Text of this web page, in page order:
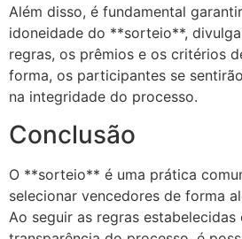
Além disso, é fundamental
idoneidade do **sorteio**,
regras, os prêmios e os critérios
forma, os participantes se
na integridade do processo.
Conclusão
O **sorteio** é uma prática
selecionar vencedores de forma
Ao seguir as regras estabelecidas